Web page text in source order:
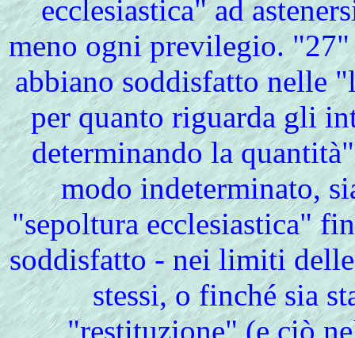
ecclesiastica" ad
meno ogni previlegio.
abbiano soddisfatto nelle
per quanto riguarda gli
determinando la
modo indeterminato,
"sepoltura ecclesiastica"
soddisfatto - nei limiti
stessi, o finché sia
"restituzione" (e ciò